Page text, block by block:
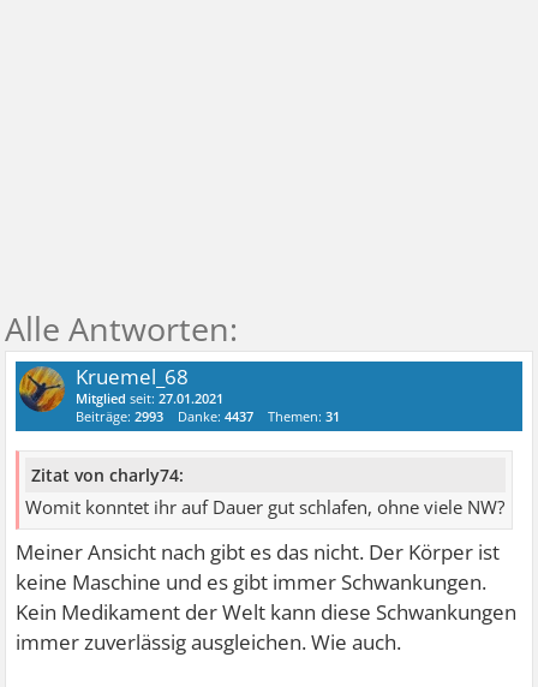
Kruemel_68
Mitglied seit:27.01.2021
Beiträge:2993 Danke:4437 Themen:31
Zitat von charly74:
Womit konntet ihr auf Dauer gut schlafen, ohne viele NW?
Meiner Ansicht nach gibt es das nicht. Der Körper ist
keine Maschine und es gibt immer Schwankungen.
Kein Medikament der Welt kann diese Schwankungen
immer zuverlässig ausgleichen. Wie auch.